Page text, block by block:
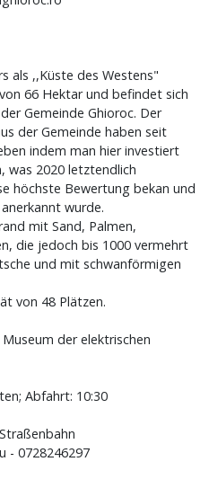
als ,,Küste des Westens"
66 Hektar und befindet sich
Gemeinde Ghioroc. Der
der Gemeinde haben seit
indem man hier investiert
was 2020 letztendlich
höchste Bewertung bekan und
wurde.
mit Sand, Palmen,
die jedoch bis 1000 vermehrt
und mit schwanförmigen
von 48 Plätzen.
der elektrischen
Abfahrt: 10:30
- 0728246297